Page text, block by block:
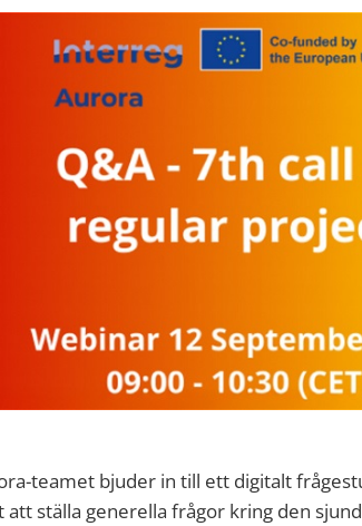
teamet bjuder in till ett digitalt
att ställa generella frågor kring den